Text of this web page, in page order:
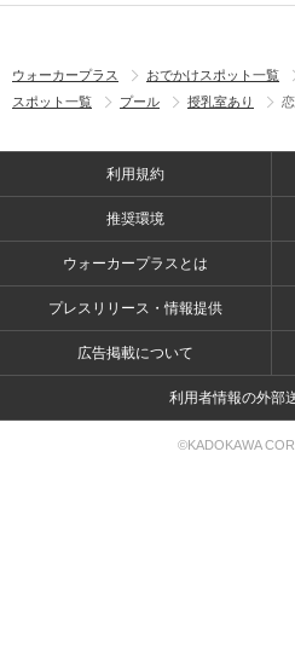
ウォーカープラス おでかけスポット一覧
スポット一覧
プール 授乳室あり
利用規約
推奨環境
ウォーカープラスとは
プレスリリース・情報提供
広告掲載について
利用者情報の外部
©KADOKAWA